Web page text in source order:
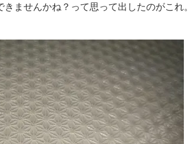
ませんかね？って思って出したのがこれ。